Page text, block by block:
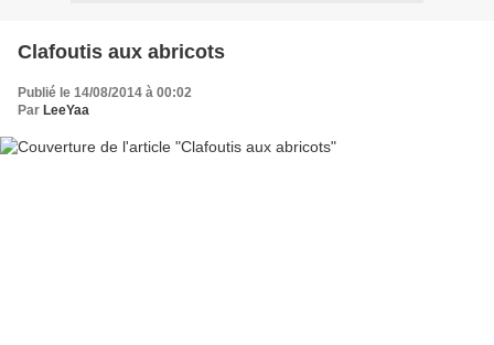
Clafoutis aux abricots
Publié le 14/08/2014 à 00:02
Par LeeYaa